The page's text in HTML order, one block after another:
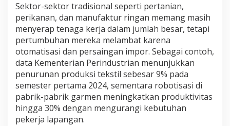
Sektor-sektor tradisional seperti pertanian,
perikanan, dan manufaktur ringan memang masih
menyerap tenaga kerja dalam jumlah besar, tetapi
pertumbuhan mereka melambat karena
otomatisasi dan persaingan impor. Sebagai contoh,
data Kementerian Perindustrian menunjukkan
penurunan produksi tekstil sebesar 9% pada
semester pertama 2024, sementara robotisasi di
pabrik-pabrik garmen meningkatkan produktivitas
hingga 30% dengan mengurangi kebutuhan
pekerja lapangan.